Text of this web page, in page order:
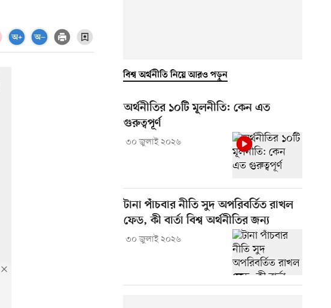
বিশ্ব অর্থনীতি নিয়ে আরও পড়ুন
অর্থনীতির ১০টি মূলনীতি: কেন এত
গুরুত্বপূর্ণ
৩০ জুলাই ২০২৬
টানা পাঁচবার নীতি সুদ অপরিবর্তিত রাখল
ফেড, কী বার্তা বিশ্ব অর্থনীতির জন্য
৩০ জুলাই ২০২৬